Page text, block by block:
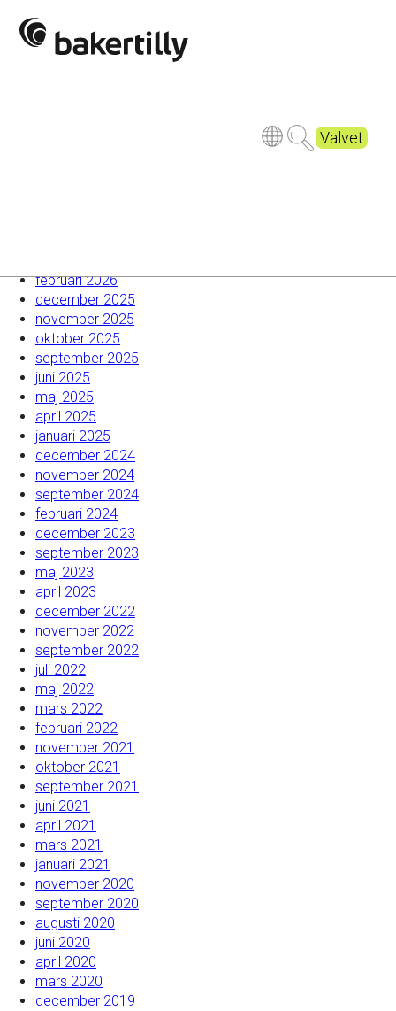
Valvet
Ska du anställa ungdomar i sommar?
Sänkta skatter på arbete och pension
Tillfälligt sänkta arbetsgivaravgifter för unga
Senaste kommentarer
februari 2026
december 2025
november 2025
oktober 2025
september 2025
juni 2025
maj 2025
april 2025
januari 2025
december 2024
november 2024
september 2024
februari 2024
december 2023
september 2023
maj 2023
april 2023
december 2022
november 2022
september 2022
juli 2022
maj 2022
mars 2022
februari 2022
november 2021
oktober 2021
september 2021
juni 2021
april 2021
mars 2021
januari 2021
november 2020
september 2020
augusti 2020
juni 2020
april 2020
mars 2020
december 2019